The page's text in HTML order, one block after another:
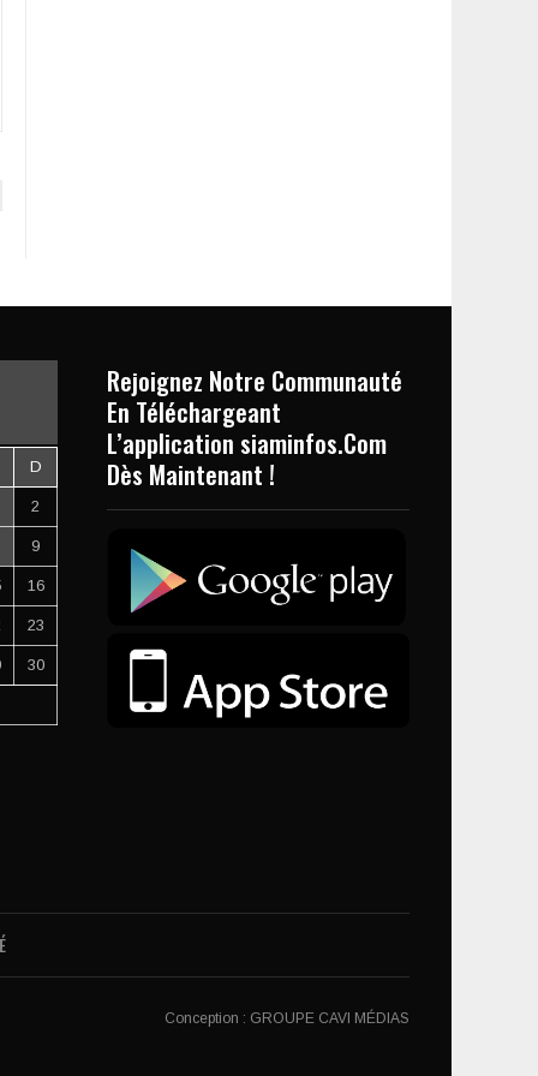
D
2
9
16
23
30
Rejoignez Notre Communauté
En Téléchargeant
L’application siaminfos.Com
Dès Maintenant !
Conception : GROUPE CAVI MÉDIAS